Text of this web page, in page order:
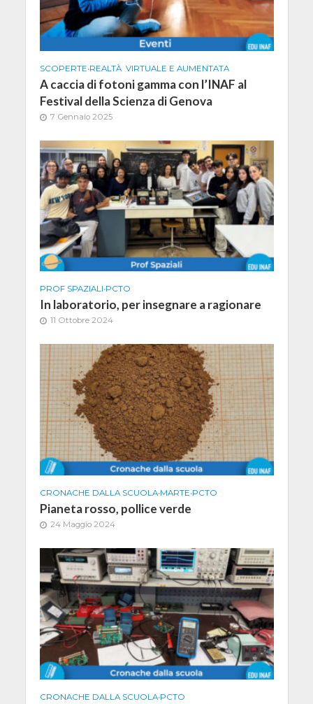
SCOPERTE•REALTÀ VIRTUALE E AUMENTATA
A caccia di fotoni gamma con l’INAF al
Festival della Scienza di Genova
7 Gennaio 2025
PROF SPAZIALI•PCTO
In laboratorio, per insegnare a ragionare
11 Ottobre 2024
CRONACHE DALLA SCUOLA•MARTE•PCTO
Pianeta rosso, pollice verde
24 Maggio 2024
CRONACHE DALLA SCUOLA•PCTO